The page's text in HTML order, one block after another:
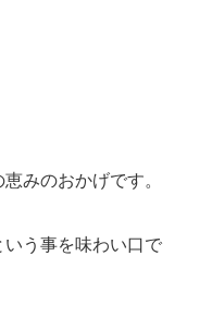
みのおかげです。
う事を味わい口で